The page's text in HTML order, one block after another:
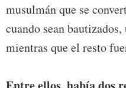
musulmán que se
cuando sean
mientras que el resto